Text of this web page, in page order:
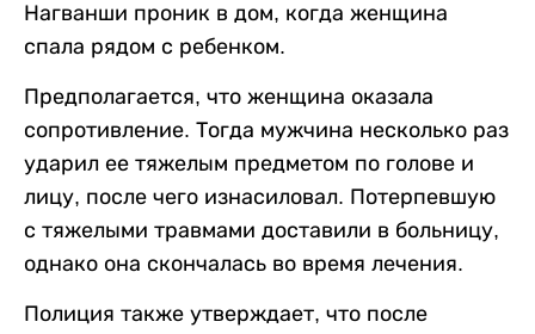
Нагванши проник в дом, когда женщина
спала рядом с ребенком.
Предполагается, что женщина оказала
сопротивление. Тогда мужчина несколько раз
ударил ее тяжелым предметом по голове и
лицу, после чего изнасиловал. Потерпевшую
с тяжелыми травмами доставили в больницу,
однако она скончалась во время лечения.
Полиция также утверждает, что после